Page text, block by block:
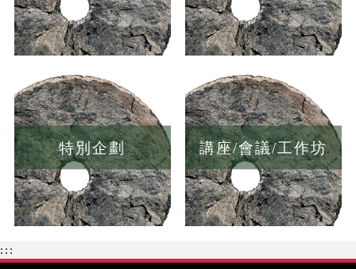
特別企劃 講座/會議/工作坊
:::